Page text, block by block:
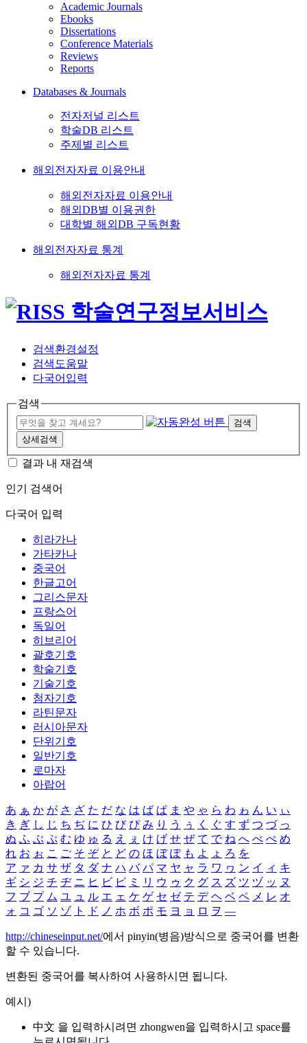
Academic Journals
Ebooks
Dissertations
Conference Materials
Reviews
Reports
Databases & Journals
전자저널 리스트
학술DB 리스트
주제별 리스트
해외전자자료 이용안내
해외전자자료 이용안내
해외DB별 이용권한
대학별 해외DB 구독현황
해외전자자료 통계
해외전자자료 통계
검색환경설정
검색도움말
다국어입력
검색
검색
상세검색
결과 내 재검색
인기 검색어
다국어 입력
히라가나
가타카나
중국어
한글고어
그리스문자
프랑스어
독일어
히브리어
괄호기호
학술기호
기술기호
첨자기호
라틴문자
러시아문자
단위기호
일반기호
로마자
아랍어
あ ぁ か が さ ざ た だ な は ば ぱ ま や ゃ ら わ ゎ ん い ぃ
き ぎ し じ ち ぢ に ひ び ぴ み り う ぅ く ぐ す ず つ づ っ
ぬ ふ ぶ ぷ む ゆ ゅ る え ぇ け げ せ ぜ て で ね へ べ ぺ め
れ お ぉ こ ご そ ぞ と ど の ほ ぼ ぽ も よ ょ ろ を
ア ァ カ サ ザ タ ダ ナ ハ バ パ マ ヤ ャ ラ ワ ヮ ン イ ィ キ
ギ シ ジ チ ヂ ニ ヒ ビ ピ ミ リ ウ ゥ ク グ ス ズ ツ ヅ ッ ヌ
フ ブ プ ム ユ ュ ル エ ェ ケ ゲ セ ゼ テ デ ヘ ベ ペ メ レ オ
ォ コ ゴ ソ ゾ ト ド ノ ホ ボ ポ モ ヨ ョ ロ ヲ ―
http://chineseinput.net/에서 pinyin(병음)방식으로 중국어를 변환
할 수 있습니다.
변환된 중국어를 복사하여 사용하시면 됩니다.
예시)
中文 을 입력하시려면 zhongwen을 입력하시고 space를